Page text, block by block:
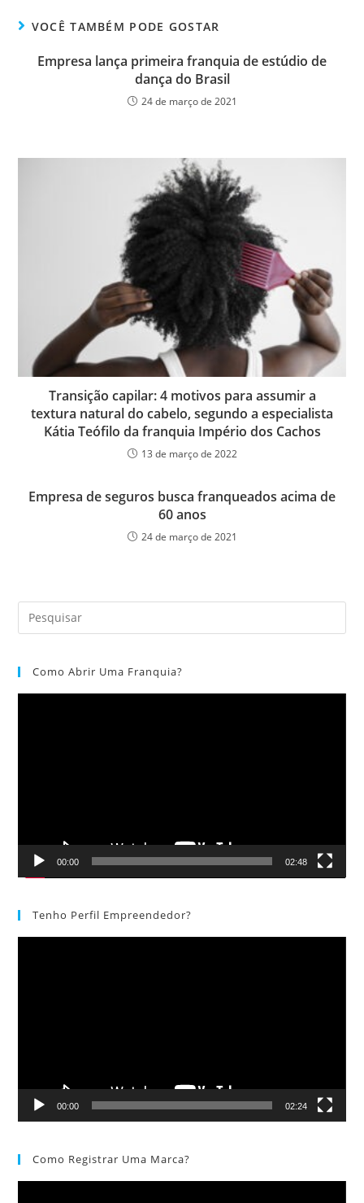
VOCÊ TAMBÉM PODE GOSTAR
Empresa lança primeira franquia de estúdio de
dança do Brasil
24 de março de 2021
Transição capilar: 4 motivos para assumir a
textura natural do cabelo, segundo a especialista
Kátia Teófilo da franquia Império dos Cachos
13 de março de 2022
Empresa de seguros busca franqueados acima de
60 anos
24 de março de 2021
Como Abrir Uma Franquia?
00:00 02:48
Tenho Perfil Empreendedor?
00:00 02:24
Como Registrar Uma Marca?